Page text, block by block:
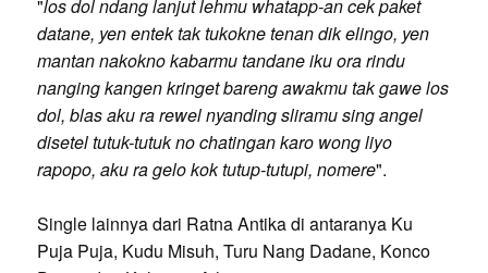
"los dol ndang lanjut lehmu whatapp-an cek paket
datane, yen entek tak tukokne tenan dik elingo, yen
mantan nakokno kabarmu tandane iku ora rindu
nanging kangen kringet bareng awakmu tak gawe los
dol, blas aku ra rewel nyanding sliramu sing angel
disetel tutuk-tutuk no chatingan karo wong liyo
rapopo, aku ra gelo kok tutup-tutupi, nomere".
Single lainnya dari Ratna Antika di antaranya Ku
Puja Puja, Kudu Misuh, Turu Nang Dadane, Konco